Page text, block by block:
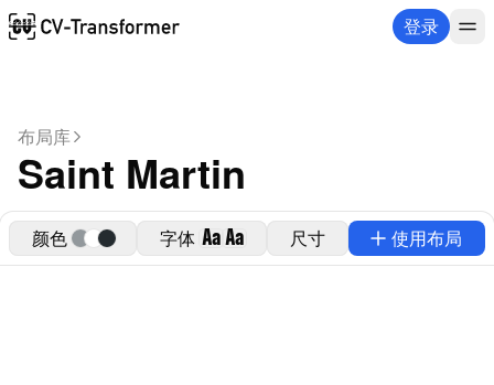
登录
布局库
Saint Martin
颜色 字体 AaAa 尺寸 使用布局